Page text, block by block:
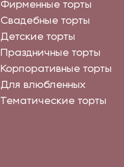
Фирменные торты
Свадебные торты
Детские торты
Праздничные торты
Корпоративные торты
Для влюбленных
Тематические торты